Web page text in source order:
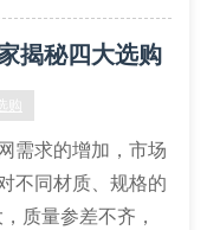
在显著差异，直接
表的规范厂家，
揭秘四大选购
需求的增加，市场
不同材质、规格的
质量参差不齐，